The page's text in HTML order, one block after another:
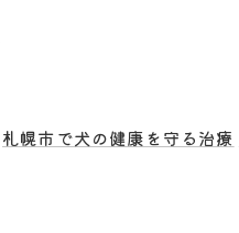
札幌市で犬の健康を守る治療